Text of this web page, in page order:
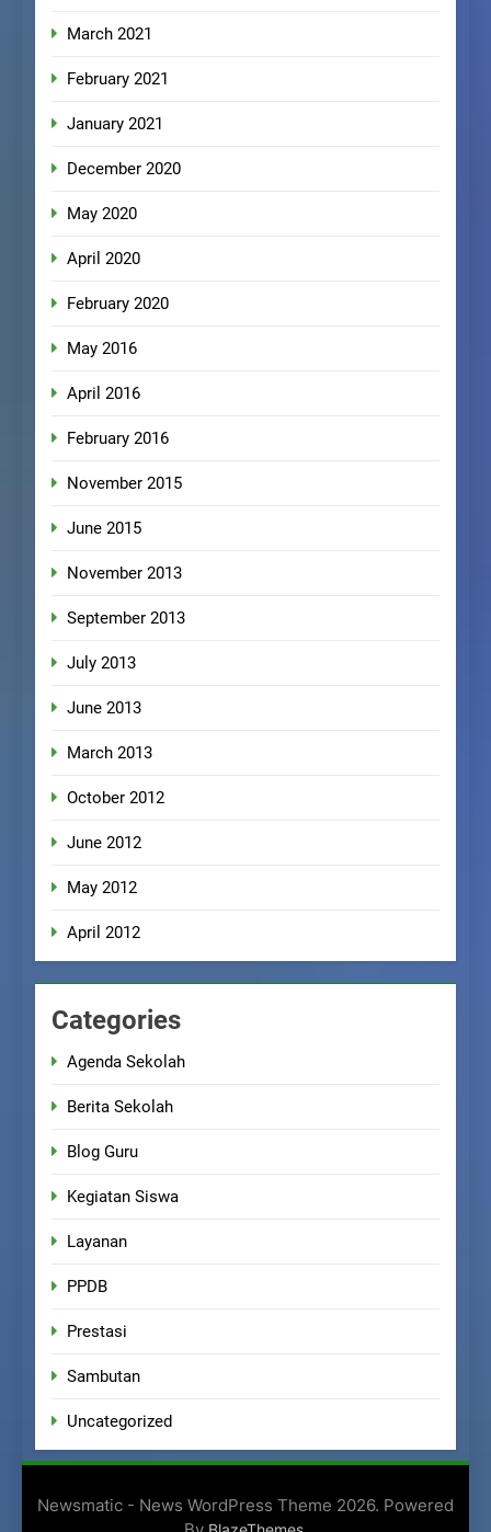
March 2021
February 2021
January 2021
December 2020
May 2020
April 2020
February 2020
May 2016
April 2016
February 2016
November 2015
June 2015
November 2013
September 2013
July 2013
June 2013
March 2013
October 2012
June 2012
May 2012
April 2012
Categories
Agenda Sekolah
Berita Sekolah
Blog Guru
Kegiatan Siswa
Layanan
PPDB
Prestasi
Sambutan
Uncategorized
Newsmatic - News WordPress Theme 2026. Powered